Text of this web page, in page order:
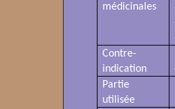
médicinales
Contre-
indication
Partie
utilisée